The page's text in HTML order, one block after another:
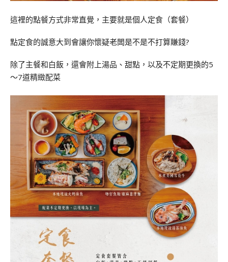
這裡的點餐方式非常直覺，主要就是個人定食（套餐）
點定食的誠意大到會讓你懷疑老闆是不是不打算賺錢?
除了主餐和白飯，還會附上湯品、甜點，以及不定期更換的5
～7道精緻配菜